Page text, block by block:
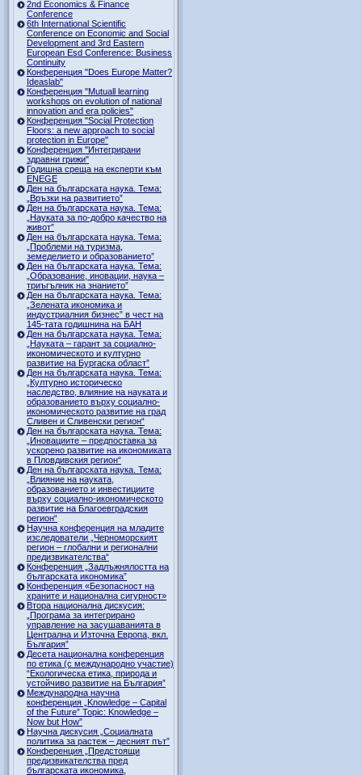
2nd Economics & Finance
Conference
6th International Scientific
Conference оn Economic and Social
Development and 3rd Eastern
European Esd Conference: Business
Continuity
Конференция "Does Europe Matter?
Ideaslab"
Конференция "Mutuall learning
workshops on evolution of national
innovation and era policies"
Конференция "Social Protection
Floors: a new approach to social
protection in Europe"
Конференция "Интегрирани
здравни грижи"
Годишна среща на експерти към
ENEGE
Ден на българската наука. Тема:
„Връзки на развитието”
Ден на българската наука. Тема:
„Науката за по-добро качество на
живот”
Ден на българската наука. Тема:
„Проблеми на туризма,
земеделието и образованието”
Ден на българската наука. Тема:
„Образование, иновации, наука –
триъгълник на знанието”
Ден на българската наука. Тема:
„Зелената икономика и
индустриалния бизнес” в чест на
145-тата годишнина на БАН
Ден на българската наука. Тема:
„Науката – гарант за социално-
икономическото и културно
развитие на Бургаска област”
Ден на българската наука. Тема:
„Културно историческо
наследство, влияние на науката и
образованието върху социално-
икономическото развитие на град
Сливен и Сливенски регион“
Ден на българската наука. Тема:
„Иновациите – предпоставка за
ускорено развитие на икономиката
в Пловдивския регион“
Ден на българската наука. Тема:
„Влияние на науката,
образованието и инвестициите
върху социално-икономическото
развитие на Благоевградския
регион“
Научна конференция на младите
изследователи „Черноморският
регион – глобални и регионални
предизвикателства“
Конференция „Задлъжнялостта на
българската икономика”
Конференция «Безопасност на
храните и национална сигурност»
Втора национална дискусия:
„Програма за интегрирано
управление на засушаванията в
Централна и Източна Европа, вкл.
България”
Десета национална конференция
по етика (с международно участие)
“Екологическа етика, природа и
устойчиво развитие на България”
Международна научна
конференция „Knowledge – Capital
of the Future” Topic: Knowledge –
Now but How”
Научна дискусия „Социалната
политика за растеж – десният път”
Конференция „Предстоящи
предизвикателства пред
българската икономика,